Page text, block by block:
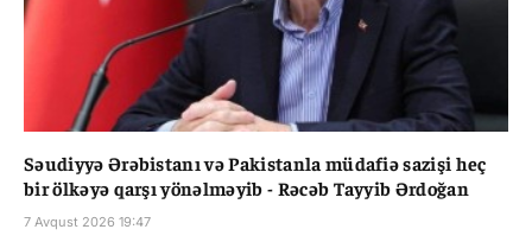
Səudiyyə Ərəbistanı və Pakistanla müdafiə sazişi heç
bir ölkəyə qarşı yönəlməyib - Rəcəb Tayyib Ərdoğan
7 Avqust 2026 19:47